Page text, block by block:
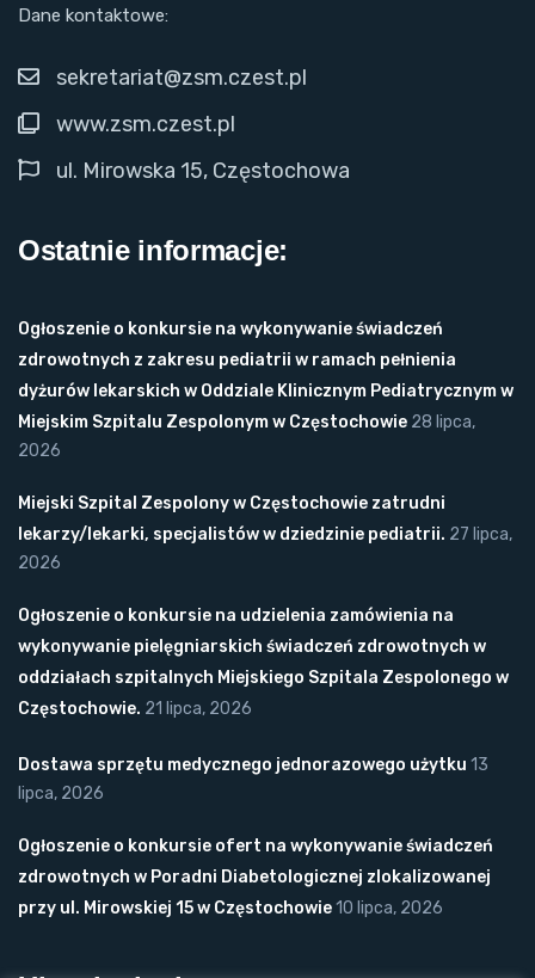
Dane kontaktowe:
sekretariat@zsm.czest.pl
www.zsm.czest.pl
ul. Mirowska 15, Częstochowa
Ostatnie informacje:
Ogłoszenie o konkursie na wykonywanie świadczeń
zdrowotnych z zakresu pediatrii w ramach pełnienia
dyżurów lekarskich w Oddziale Klinicznym Pediatrycznym w
Miejskim Szpitalu Zespolonym w Częstochowie 28 lipca,
2026
Miejski Szpital Zespolony w Częstochowie zatrudni
lekarzy/lekarki, specjalistów w dziedzinie pediatrii. 27 lipca,
2026
Ogłoszenie o konkursie na udzielenia zamówienia na
wykonywanie pielęgniarskich świadczeń zdrowotnych w
oddziałach szpitalnych Miejskiego Szpitala Zespolonego w
Częstochowie. 21 lipca, 2026
Dostawa sprzętu medycznego jednorazowego użytku 13
lipca, 2026
Ogłoszenie o konkursie ofert na wykonywanie świadczeń
zdrowotnych w Poradni Diabetologicznej zlokalizowanej
przy ul. Mirowskiej 15 w Częstochowie10 lipca, 2026